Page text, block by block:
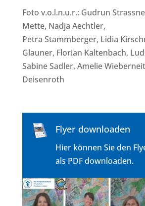
Foto v.o.l.n.u.r.: Gudrun
Mette, Nadja Aechtler,
Petra Stammberger, Lidia
Glauner, Florian Kaltenbach,
Sabine Sadler, Amelie
Deisenroth
Flyer downloaden
Hier können Sie den
als PDF downloaden.